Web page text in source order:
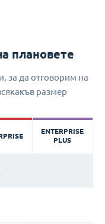
плановете
за да отговорим на
размер
ENTERPRISE
PLUS